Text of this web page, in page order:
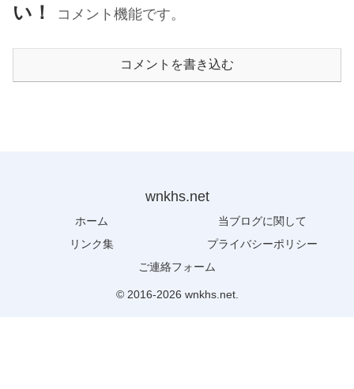
い！
コメント機能です。
コメントを書き込む
wnkhs.net
ホーム
当ブログに関して
リンク集
プライバシーポリシー
ご連絡フォーム
© 2016-2026 wnkhs.net.